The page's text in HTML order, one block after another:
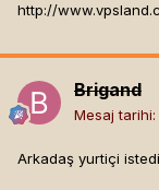
http://
Brigand
Mesaj tarihi:
Arkadaş yurtiçi